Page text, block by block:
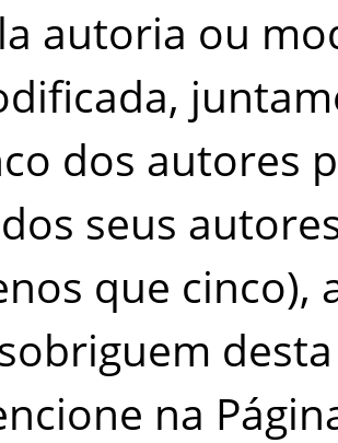
autoria ou
dos autores
seus
que cinco),
na